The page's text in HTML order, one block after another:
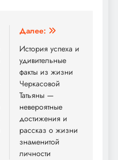
Далее:
История успеха и
удивительные
факты из жизни
Черкасовой
Татьяны —
невероятные
достижения и
рассказ о жизни
знаменитой
личности